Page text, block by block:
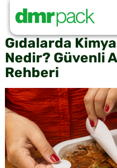
kullanılır
Gıdalarda
Nedir? Güvenli
Rehberi